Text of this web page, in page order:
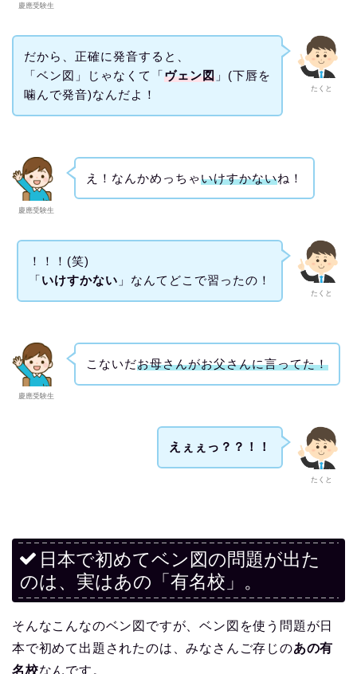
慶應受験生
たくと
だから、正確に発音すると、
「ベン図」じゃなくて「ヴェン図」(下唇を
噛んで発音)なんだよ！
慶應受験生
え！なんかめっちゃいけすかないね！
たくと
！！！(笑)
「いけすかない 」なんてどこで習ったの！
慶應受験生
こないだお母さんがお父さんに言ってた！
たくと
えぇぇっ？？！！
日本で初めてベン図の問題が出た
のは、実はあの「有名校」。
そんなこんなのベン図ですが、ベン図を使う問題が日
本で初めて出題されたのは、みなさんご存じのあの有
名校なんです。